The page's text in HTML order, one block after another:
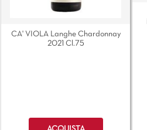
CA' VIOLA Langhe Chardonnay
2021 Cl.75
Quantità